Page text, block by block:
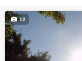
12